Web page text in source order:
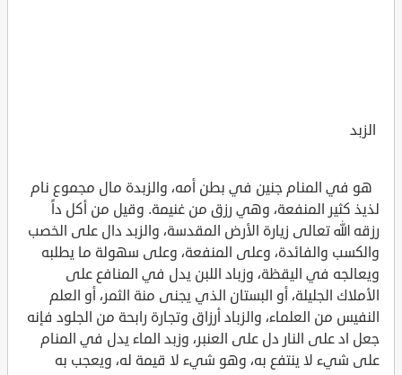
الزبد
هو في المنام جنين في بطن أمه، والزبدة مال مجموع نام
لذيذ كثير المنفعة، وهي رزق من غنيمة. وقيل من أكل داً
رزقه الله تعالى زيارة الأرض المقدسة، والزبد دال على الخصب
والكسب والفائدة، وعلى المنفعة، وعلى سهولة ما يطلبه
ويعالجه في اليقظة، وزباد اللبن يدل في المنافع على
الأملاك الجليلة، أو البستان الذي يجنى منة الثمر، أو العلم
النفيس من العلماء، والزباد أرزاق وتجارة رابحة من الجلود فإنه
جعل اد على النار دل على العنبر، وزبد الماء يدل في المنام
على شيء لا ينتفع به، وهو شيء لا قيمة له، ويعجب به